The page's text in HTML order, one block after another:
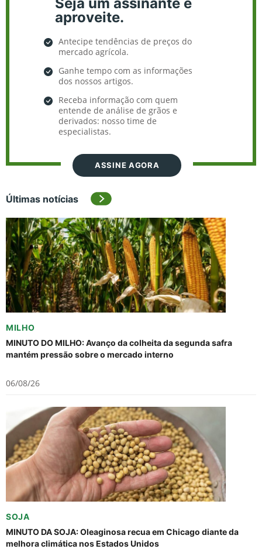
aproveite.
Antecipe tendências de preços do
mercado agrícola.
Ganhe tempo com as informações
dos nossos artigos.
Receba informação com quem
entende de análise de grãos e
derivados: nosso time de
especialistas.
ASSINE AGORA
Últimas notícias
MILHO
MINUTO DO MILHO: Avanço da colheita da segunda safra
mantém pressão sobre o mercado interno
06/08/26
SOJA
MINUTO DA SOJA: Oleaginosa recua em Chicago diante da
melhora climática nos Estados Unidos